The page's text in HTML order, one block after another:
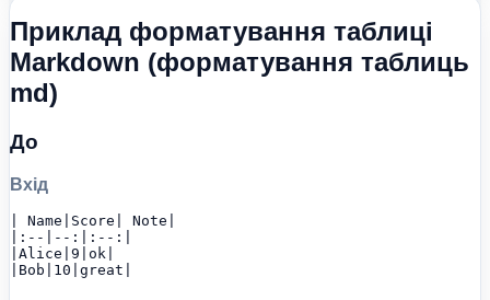
Приклад форматування таблиці
Markdown (форматування таблиць
md)
До
Вхід
| Name|Score| Note|
|:--|--:|:--:|
|Alice|9|ok|
|Bob|10|great|